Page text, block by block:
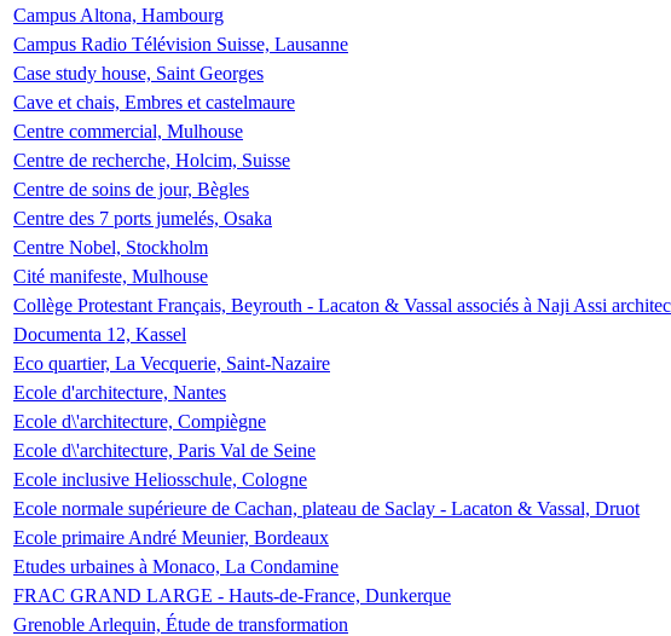
Campus Altona, Hambourg
Campus Radio Télévision Suisse, Lausanne
Case study house, Saint Georges
Cave et chais, Embres et castelmaure
Centre commercial, Mulhouse
Centre de recherche, Holcim, Suisse
Centre de soins de jour, Bègles
Centre des 7 ports jumelés, Osaka
Centre Nobel, Stockholm
Cité manifeste, Mulhouse
Collège Protestant Français, Beyrouth - Lacaton & Vassal associés à Naji Assi
Documenta 12, Kassel
Eco quartier, La Vecquerie, Saint-Nazaire
Ecole d'architecture, Nantes
Ecole d\'architecture, Compiègne
Ecole d\'architecture, Paris Val de Seine
Ecole inclusive Heliosschule, Cologne
Ecole normale supérieure de Cachan, plateau de Saclay - Lacaton & Vassal, Druot
Ecole primaire André Meunier, Bordeaux
Etudes urbaines à Monaco, La Condamine
FRAC GRAND LARGE - Hauts-de-France, Dunkerque
Grenoble Arlequin, Étude de transformation